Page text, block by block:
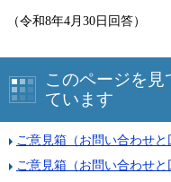
（令和8年4月30日回答）
このページを
ています
ご意見箱（お問い合わせと
ご意見箱（お問い合わせと